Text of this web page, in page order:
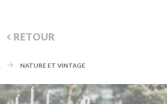
RETOUR
NATURE ET VINTAGE